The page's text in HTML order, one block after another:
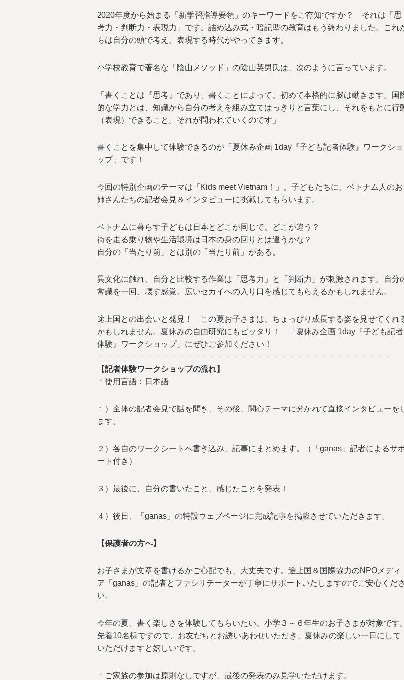
2020年度から始まる「新学習指導要領」のキーワードをご存知ですか？ それは「思
考力・判断力・表現力」です。詰め込み式・暗記型の教育はもう終わりました。これ
らは自分の頭で考え、表現する時代がやってきます。
小学校教育で著名な「陰山メソッド」の陰山英男氏は、次のように言っています。
「書くことは『思考』であり、書くことによって、初めて本格的に脳は動きます。国
的な学力とは、知識から自分の考えを組み立てはっきりと言葉にし、それをもとに行
（表現）できること。それが問われていくのです」
書くことを集中して体験できるのが「夏休み企画 1day『子ども記者体験』ワークショ
ップ」です！
今回の特別企画のテーマは「Kids meet Vietnam！」。子どもたちに、ベトナム人のお
姉さんたちの記者会見＆インタビューに挑戦してもらいます。
ベトナムに暮らす子どもは日本とどこが同じで、どこが違う？
街を走る乗り物や生活環境は日本の身の回りとは違うかな？
自分の「当たり前」とは別の「当たり前」がある。
異文化に触れ、自分と比較する作業は「思考力」と「判断力」が刺激されます。自分
常識を一回、壊す感覚。広いセカイへの入り口を感じてもらえるかもしれません。
途上国との出会いと発見！ この夏お子さまは、ちょっぴり成長する姿を見せてくれ
かもしれません。夏休みの自由研究にもピッタリ！ 「夏休み企画 1day『子ども記者
体験』ワークショップ」にぜひご参加ください！
－－－－－－－－－－－－－－－－－－－－－－－－－－－－－－－－－－－－－
【記者体験ワークショップの流れ】
＊使用言語：日本語
１）全体の記者会見で話を聞き、その後、関心テーマに分かれて直接インタビューを
ます。
２）各自のワークシートへ書き込み、記事にまとめます。（「ganas」記者によるサ
ート付き）
３）最後に、自分の書いたこと、感じたことを発表！
４）後日、「ganas」の特設ウェブページに完成記事を掲載させていただきます。
【保護者の方へ】
お子さまが文章を書けるかご心配でも、大丈夫です。途上国＆国際協力のNPOメディ
ア「ganas」の記者とファシリテーターが丁寧にサポートいたしますのでご安心くださ
い。
今年の夏、書く楽しさを体験してもらいたい、小学３～６年生のお子さまが対象です。
先着10名様ですので、お友だちとお誘いあわせいただき、夏休みの楽しい一日にして
いただけますと嬉しいです。
＊ご家族の参加は原則なしですが、最後の発表のみ見学いただけます。